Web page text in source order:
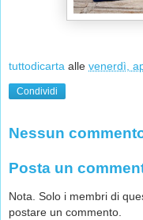
tuttodicarta alle venerdì,
Condividi
Nessun
Posta un
Nota. Solo i membri di
postare un commento.